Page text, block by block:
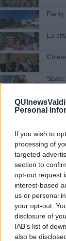
Personal
If you wish to
processing of
targeted
section to
opt-out request
interest-based
us or personal
your opt-out.
disclosure of
IAB’s list of
also be
La
A
Torna
V